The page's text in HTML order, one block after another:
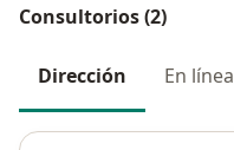
Consultorios (2)
Dirección En línea